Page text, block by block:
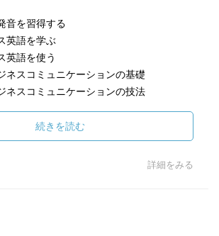
を習得する
英語を学ぶ
語を使う
スコミュニケーションの基礎
スコミュニケーションの技法
続きを読む
詳細をみる